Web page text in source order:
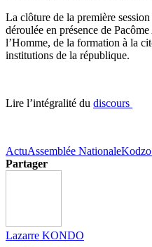
La clôture de la première
déroulée en présence de
l’Homme, de la formation à la
institutions de la république.
Lire l’intégralité du discours
ActuAssemblée Nationale
Partager
Lazarre KONDO